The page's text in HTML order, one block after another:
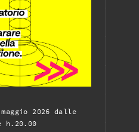
maggio 2026 dalle
h.20.00